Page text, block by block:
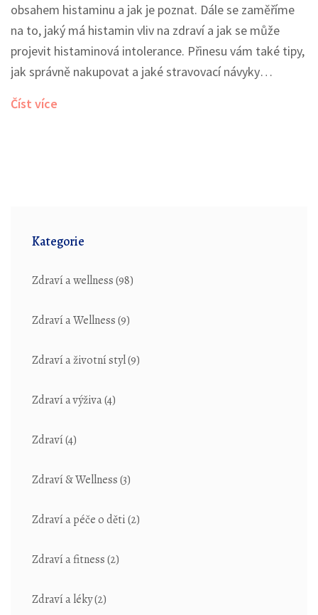
obsahem histaminu a jak je poznat. Dále se zaměříme
na to, jaký má histamin vliv na zdraví a jak se může
projevit histaminová intolerance. Přinesu vám také tipy,
jak správně nakupovat a jaké stravovací návyky
se podíváme na několik zajímavých faktů o histaminu a
Číst více
Kategorie
Zdraví a wellness(98)
Zdraví a Wellness(9)
Zdraví a životní styl(9)
Zdraví a výživa(4)
Zdraví(4)
Zdraví & Wellness(3)
Zdraví a péče o děti(2)
Zdraví a fitness(2)
Zdraví a léky(2)